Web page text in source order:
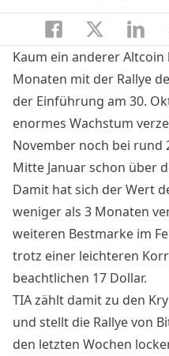
Kaum ein anderer
Monaten mit der Rallye
der Einführung am 30.
enormes Wachstum
November noch bei rund
Mitte Januar schon über
Damit hat sich der Wert
weniger als 3 Monaten
weiteren Bestmarke im
trotz einer leichteren
beachtlichen 17 Dollar.
TIA zählt damit zu den
und stellt die Rallye von
den letzten Wochen